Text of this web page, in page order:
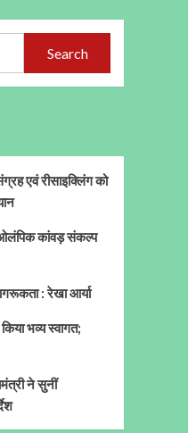
Search
एवं रीसाइक्लिंग को
कांवड़ संकल्प
: रेखा आर्या
भव्य स्वागत;
ने सुनीं